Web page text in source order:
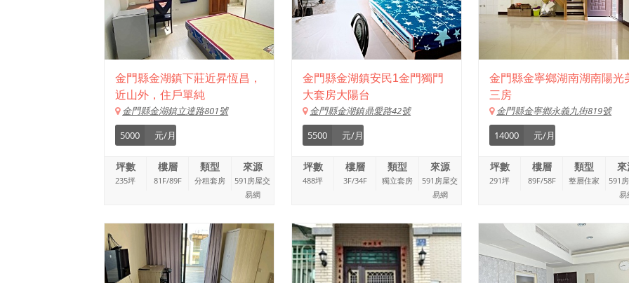
金門縣金湖鎮下莊近昇恆昌，
近山外，住戶單純
金門縣金湖鎮立達路801號
5000
元/月
坪數
235坪
樓層
81F/89F
類型
分租套房
來源
591房屋交
易網
金門縣金湖鎮安民1金門獨門
大套房大陽台
金門縣金湖鎮鼎愛路42號
5500
元/月
坪數
488坪
樓層
3F/34F
類型
獨立套房
來源
591房屋交
易網
金門縣金寧鄉湖南湖南陽光
三房
金門縣金寧鄉永義九街819號
14000
元/月
坪數
291坪
樓層
89F/58F
類型
整層住家
591
易